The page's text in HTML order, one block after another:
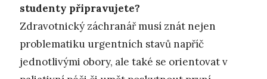
studenty připravujete?
Zdravotnický záchranář musí znát nejen
problematiku urgentních stavů napříč
jednotlivými obory, ale také se orientovat v